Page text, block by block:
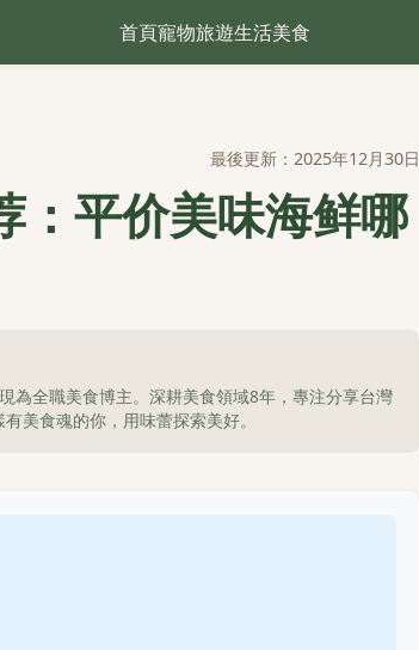
首頁寵物旅遊生活美食
最後更新：2025年12月30日
：平价美味海鲜哪
為全職美食博主。深耕美食領域8年，專注分享台灣
美食魂的你，用味蕾探索美好。